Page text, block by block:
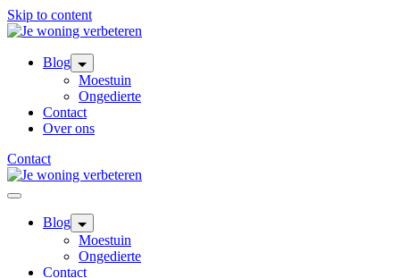
Skip to content
Blog
Moestuin
Ongedierte
Contact
Over ons
Contact
Blog
Moestuin
Ongedierte
Contact